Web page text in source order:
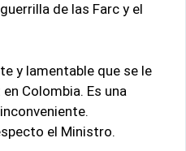
de las Farc y el
y lamentable que se le
Colombia. Es una
el Ministro.